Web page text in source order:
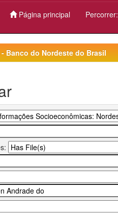
Página principal Percorrer:
- Banco do Nordeste do Brasil